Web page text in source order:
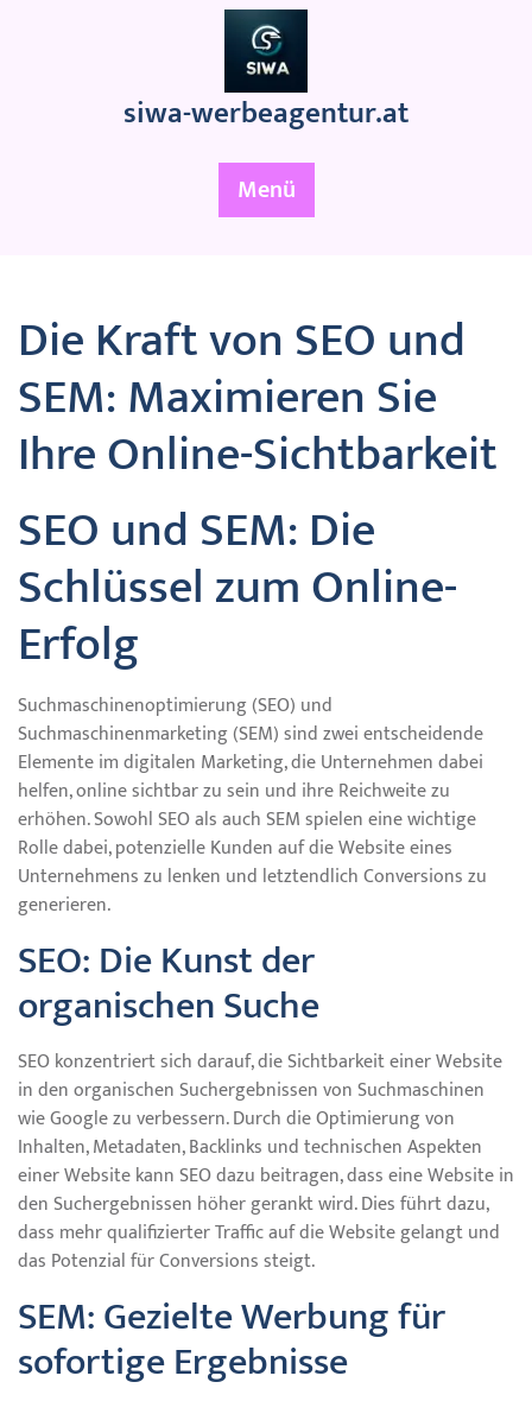
siwa-werbeagentur.at
Menü
Die Kraft von SEO und
SEM: Maximieren Sie
Ihre Online-Sichtbarkeit
SEO und SEM: Die
Schlüssel zum Online-
Erfolg
Suchmaschinenoptimierung (SEO) und
Suchmaschinenmarketing (SEM) sind zwei entscheidende
Elemente im digitalen Marketing, die Unternehmen dabei
helfen, online sichtbar zu sein und ihre Reichweite zu
erhöhen. Sowohl SEO als auch SEM spielen eine wichtige
Rolle dabei, potenzielle Kunden auf die Website eines
Unternehmens zu lenken und letztendlich Conversions zu
generieren.
SEO: Die Kunst der
organischen Suche
SEO konzentriert sich darauf, die Sichtbarkeit einer Website
in den organischen Suchergebnissen von Suchmaschinen
wie Google zu verbessern. Durch die Optimierung von
Inhalten, Metadaten, Backlinks und technischen Aspekten
einer Website kann SEO dazu beitragen, dass eine Website in
den Suchergebnissen höher gerankt wird. Dies führt dazu,
dass mehr qualifizierter Traffic auf die Website gelangt und
das Potenzial für Conversions steigt.
SEM: Gezielte Werbung für
sofortige Ergebnisse